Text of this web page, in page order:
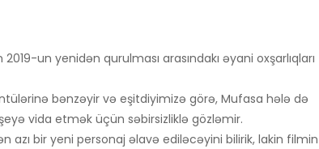
un yenidən qurulması arasındakı əyani oxşarlıqları
bənzəyir və eşitdiyimizə görə, Mufasa hələ də
vida etmək üçün səbirsizliklə gözləmir.
bir yeni personaj əlavə ediləcəyini bilirik, lakin filmin